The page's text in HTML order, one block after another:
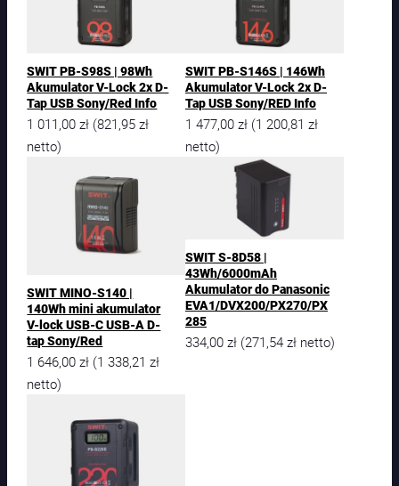
SWIT PB-S98S | 98Wh
Akumulator V-Lock 2x D-
Tap USB Sony/Red Info
1 011,00zł (821,95zł
netto)
SWIT PB-S146S | 146Wh
Akumulator V-Lock 2x D-
Tap USB Sony/RED Info
1 477,00 zł (1 200,81 zł
netto)
SWIT MINO-S140 |
140Wh mini akumulator
V-lock USB-C USB-A D-
tap Sony/Red
1 646,00zł (1 338,21zł
netto)
SWIT S-8D58 |
43Wh/6000mAh
Akumulator do Panasonic
EVA1/DVX200/PX270/PX
285
334,00 zł (271,54 zł netto)